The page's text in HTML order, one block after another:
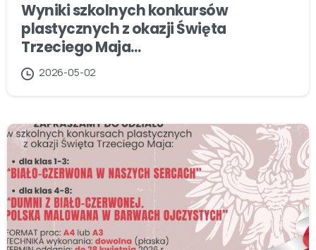
Wyniki szkolnych konkursów
plastycznych z okazji Święta
Trzeciego Maja…
2026-05-02